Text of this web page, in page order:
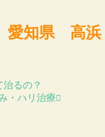
知県 高浜
るの？
・ハリ治療